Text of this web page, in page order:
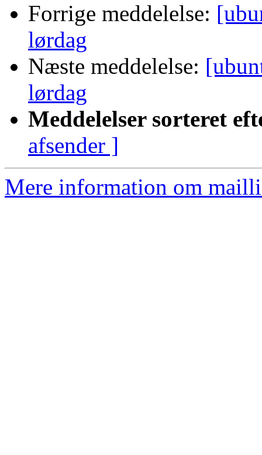
Forrige meddelelse:
lørdag
Næste meddelelse:
lørdag
Meddelelser sorteret
afsender ]
Mere information om